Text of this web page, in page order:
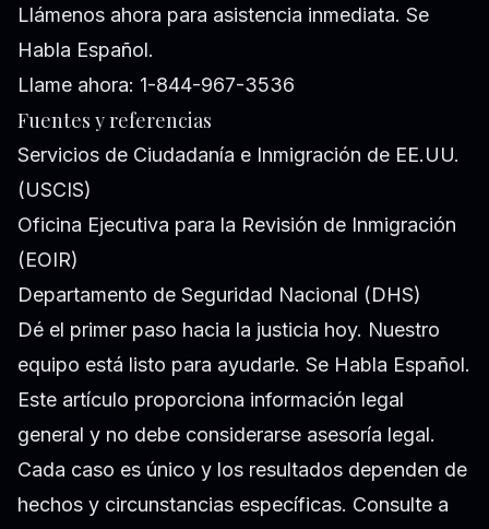
Llámenos ahora para asistencia inmediata. Se
Habla Español.
Llame ahora: 1-844-967-3536
Fuentes y referencias
Servicios de Ciudadanía e Inmigración de EE.UU.
(USCIS)
Oficina Ejecutiva para la Revisión de Inmigración
(EOIR)
Departamento de Seguridad Nacional (DHS)
Dé el primer paso hacia la justicia hoy. Nuestro
equipo está listo para ayudarle. Se Habla Español.
Este artículo proporciona información legal
general y no debe considerarse asesoría legal.
Cada caso es único y los resultados dependen de
hechos y circunstancias específicas. Consulte a